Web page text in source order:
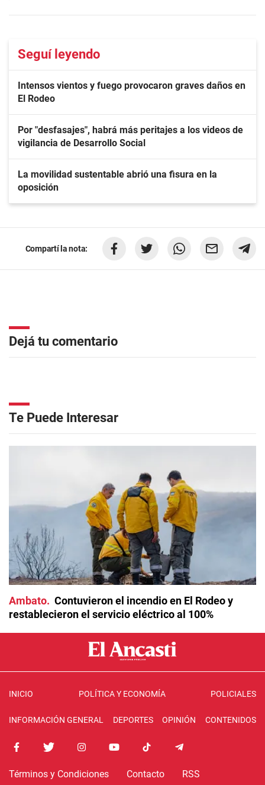
Seguí leyendo
Intensos vientos y fuego provocaron graves daños en
El Rodeo
Por "desfasajes", habrá más peritajes a los videos de
vigilancia de Desarrollo Social
La movilidad sustentable abrió una fisura en la
oposición
Compartí la nota:
Dejá tu comentario
Te Puede Interesar
Ambato
Contuvieron el incendio en El Rodeo y
restablecieron el servicio eléctrico al 100%
INICIO POLÍTICA Y ECONOMÍA POLICIALES
INFORMACIÓN GENERAL DEPORTES OPINIÓN CONTENIDOS
Términos y Condiciones Contacto RSS